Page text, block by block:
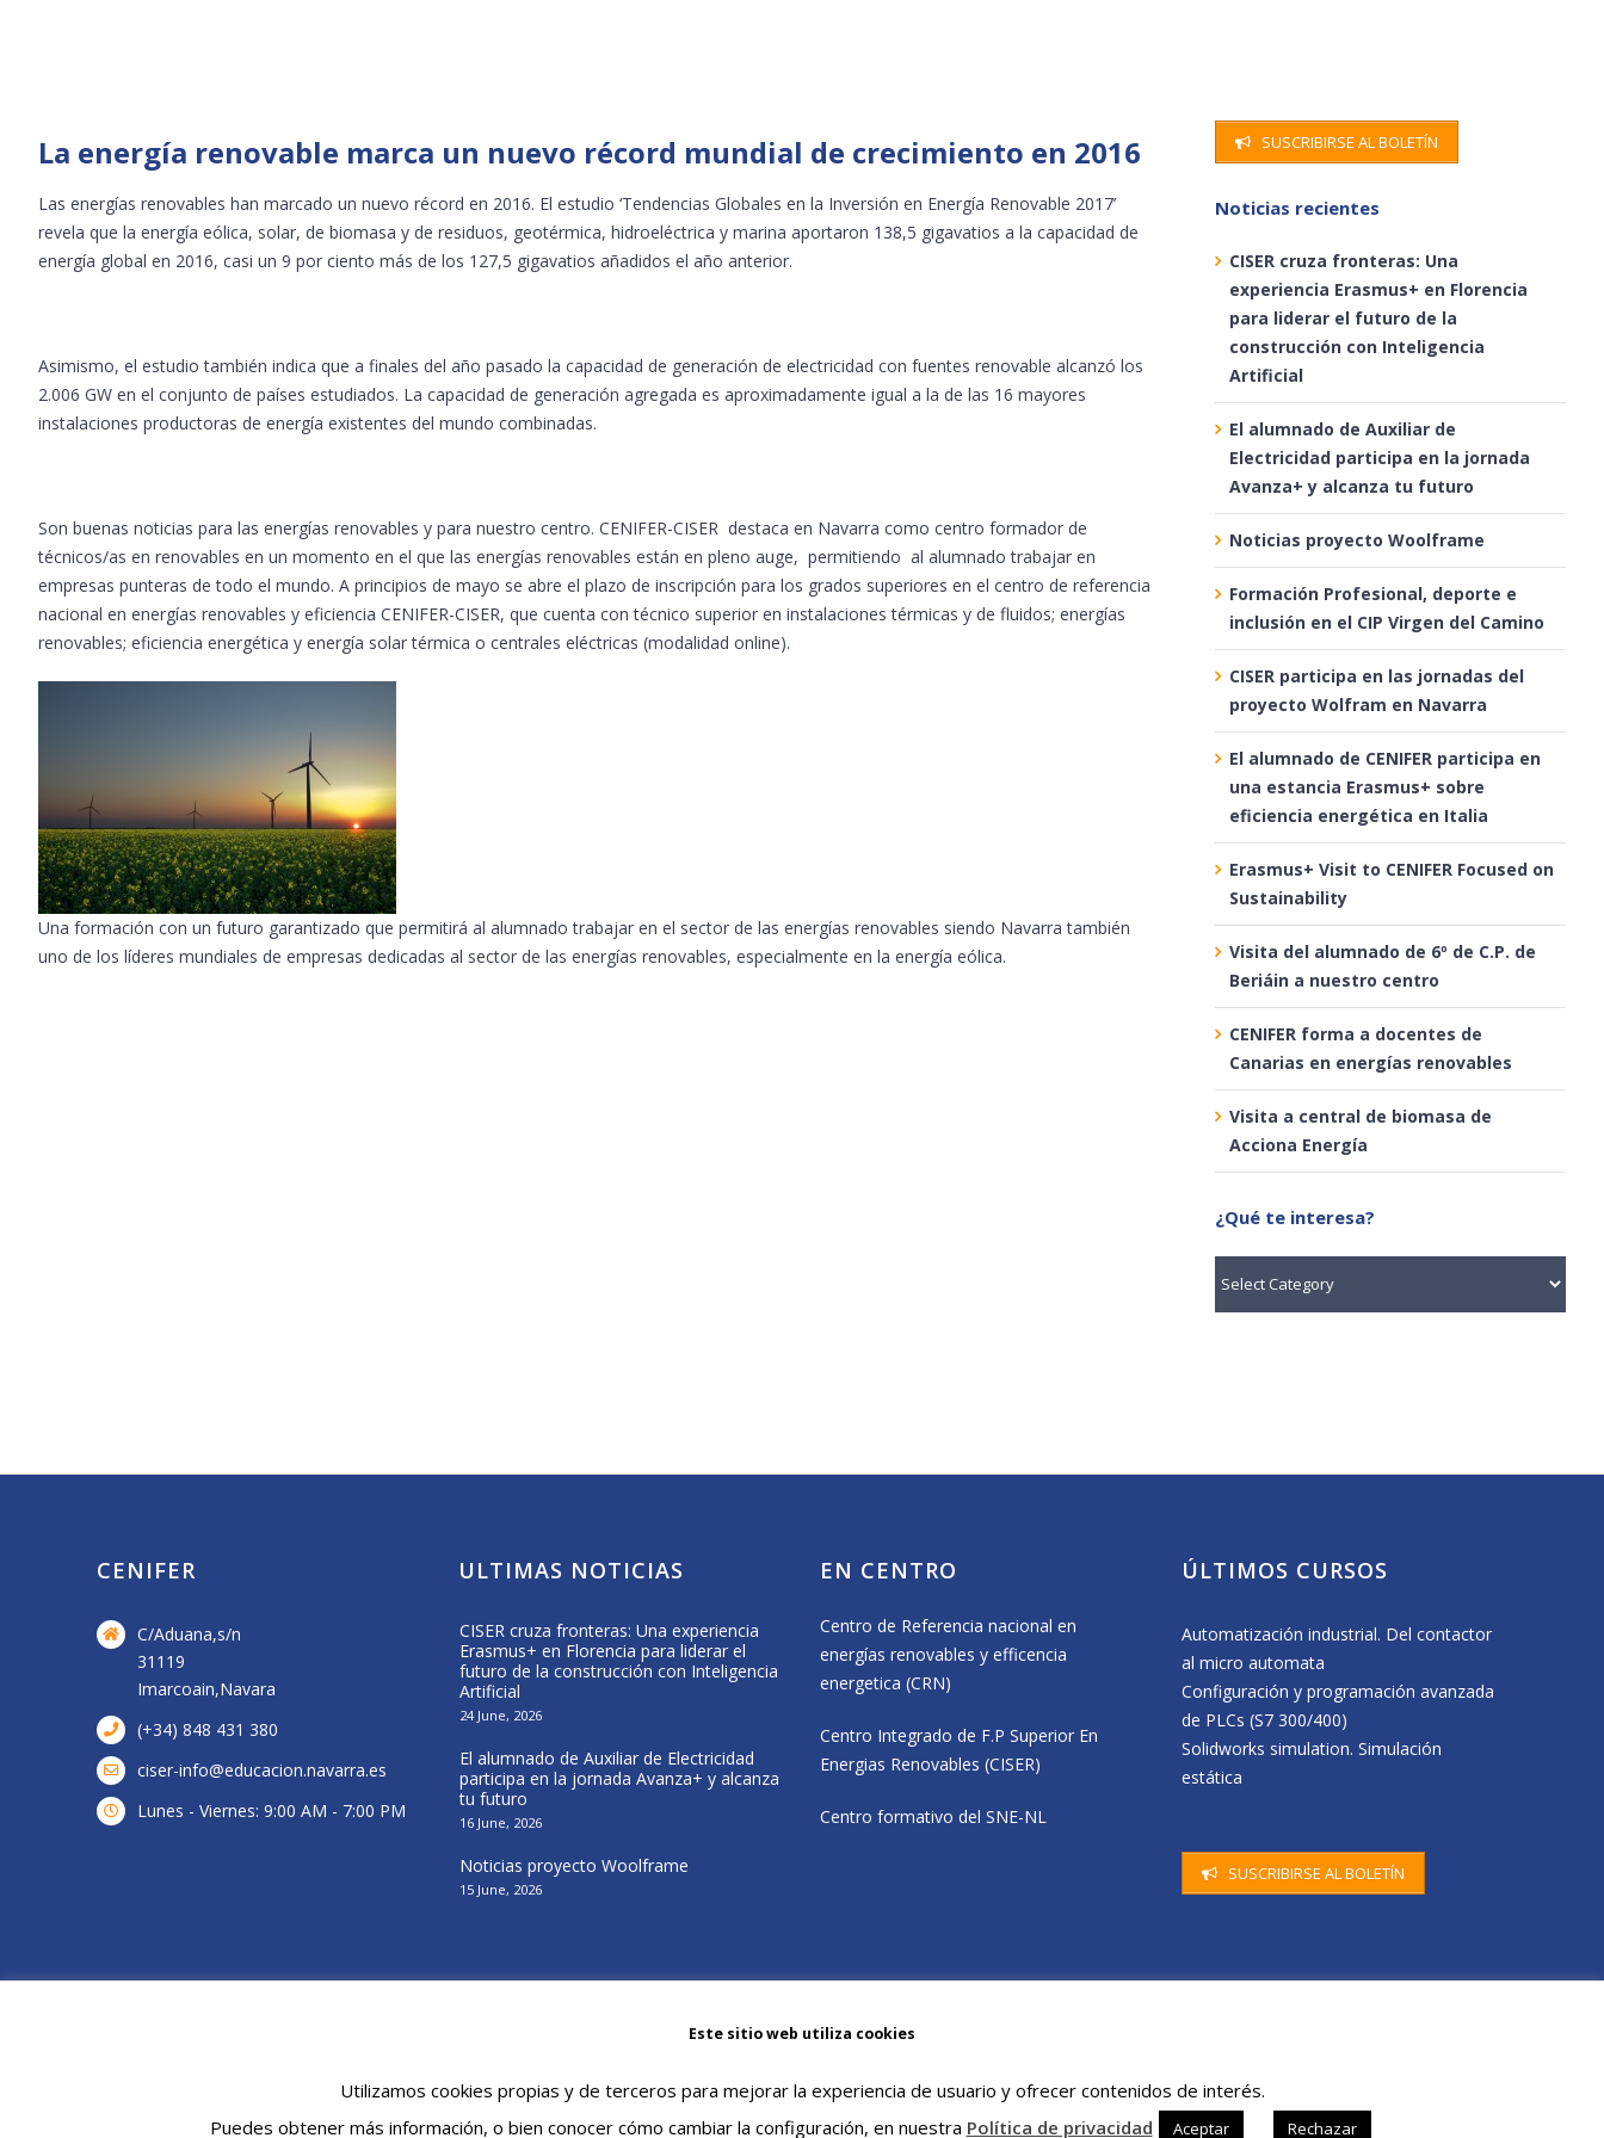
Image
La energía renovable marca un nuevo récord mundial de crecimiento en 2016
Las energías renovables han marcado un nuevo récord en 2016. El estudio ‘Tendencias Globales en la Inversión en Energía Renovable 2017’
revela que la energía eólica, solar, de biomasa y de residuos, geotérmica, hidroeléctrica y marina aportaron 138,5 gigavatios a la capacidad de
energía global en 2016, casi un 9 por ciento más de los 127,5 gigavatios añadidos el año anterior.
Asimismo, el estudio también indica que a finales del año pasado la capacidad de generación de electricidad con fuentes renovable alcanzó los
2.006 GW en el conjunto de países estudiados. La capacidad de generación agregada es aproximadamente igual a la de las 16 mayores
instalaciones productoras de energía existentes del mundo combinadas.
Son buenas noticias para las energías renovables y para nuestro centro. CENIFER-CISER destaca en Navarra como centro formador de
técnicos/as en renovables en un momento en el que las energías renovables están en pleno auge, permitiendo al alumnado trabajar en
empresas punteras de todo el mundo. A principios de mayo se abre el plazo de inscripción para los grados superiores en el centro de referencia
nacional en energías renovables y eficiencia CENIFER-CISER, que cuenta con técnico superior en instalaciones térmicas y de fluidos; energías
renovables; eficiencia energética y energía solar térmica o centrales eléctricas (modalidad online).
Una formación con un futuro garantizado que permitirá al alumnado trabajar en el sector de las energías renovables siendo Navarra también
uno de los líderes mundiales de empresas dedicadas al sector de las energías renovables, especialmente en la energía eólica.
SUSCRIBIRSE AL BOLETÍN
Noticias recientes
CISER cruza fronteras: Una
experiencia Erasmus+ en Florencia
para liderar el futuro de la
construcción con Inteligencia
Artificial
El alumnado de Auxiliar de
Electricidad participa en la jornada
Avanza+ y alcanza tu futuro
Noticias proyecto Woolframe
Formación Profesional, deporte e
inclusión en el CIP Virgen del Camino
CISER participa en las jornadas del
proyecto Wolfram en Navarra
El alumnado de CENIFER participa en
una estancia Erasmus+ sobre
eficiencia energética en Italia
Erasmus+ Visit to CENIFER Focused on
Sustainability
Visita del alumnado de 6º de C.P. de
Beriáin a nuestro centro
CENIFER forma a docentes de
Canarias en energías renovables
Visita a central de biomasa de
Acciona Energía
¿Qué te interesa?
te
CENIFER
C/Aduana,s/n
31119
Imarcoain,Navara
(+34) 848 431 380
ciser-info@educacion.navarra.es
Lunes - Viernes: 9:00 AM - 7:00 PM
ULTIMAS NOTICIAS
Visita a central de biomasa de Acciona
Energía
CISER cruza fronteras: Una experiencia
Erasmus+ en Florencia para liderar el
futuro de la construcción con Inteligencia
Artificial
24 June, 2026
El alumnado de Auxiliar de Electricidad
participa en la jornada Avanza+ y alcanza
tu futuro
16 June, 2026
Noticias proyecto Woolframe
15 June, 2026
Formación Profesional, deporte e
inclusión en el CIP Virgen del Camino
proyecto Wolfram en Navarra
20 May, 2026
El alumnado de CENIFER participa en una
estancia Erasmus+ sobre eficiencia
Erasmus+ Visit to CENIFER Focused on
Sustainability
11 May, 2026
Visita del alumnado de 6º de C.P. de
Beriáin a nuestro centro
30 April, 2026
Visita a central de
EN CENTRO
Centro de Referencia nacional en
energías renovables y efficencia
energetica (CRN)
Centro Integrado de F.P Superior En
Energias Renovables (CISER)
Centro formativo del SNE-NL
ÚLTIMOS CURSOS
Automatización industrial. Del contactor
al micro automata
Configuración y programación avanzada
de PLCs (S7 300/400)
Solidworks simulation. Simulación
estática
SUSCRIBIRSE AL BOLETÍN
Este sitio web utiliza cookies
Utilizamos cookies propias y de terceros para mejorar la experiencia de usuario y ofrecer contenidos de interés.
Puedes obtener más información, o bien conocer cómo cambiar la configuración, en nuestra Política de privacidad Aceptar Rechazar